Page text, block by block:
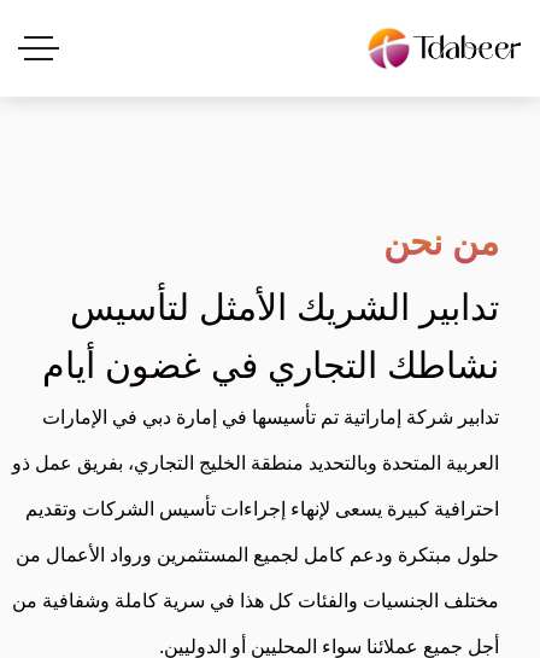
من نحن
تدابير الشريك الأمثل لتأسيس
نشاطك التجاري في غضون أيام
تدابير شركة إماراتية تم تأسيسها في إمارة دبي في الإمارات
العربية المتحدة وبالتحديد منطقة الخليج التجاري، بفريق عمل ذو
احترافية كبيرة يسعى لإنهاء إجراءات تأسيس الشركات وتقديم
حلول مبتكرة ودعم كامل لجميع المستثمرين ورواد الأعمال من
مختلف الجنسيات والفئات كل هذا في سرية كاملة وشفافية من
أجل جميع عملائنا سواء المحليين أو الدوليين.